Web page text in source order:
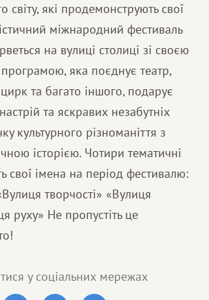
світу, які продемонструють свої
міжнародний фестиваль
на вулиці столиці зі своєю
яка поєднує театр,
та багато іншого, подарує
та яскравих незабутніх
культурного різноманіття з
історією. Чотири тематичні
свої імена на період фестивалю:
творчості» «Вулиця
руху» Не пропустіть це
у соціальних мережах